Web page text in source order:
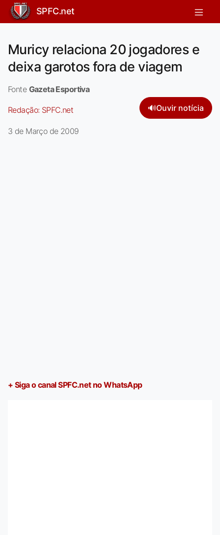
SPFC.net
Muricy relaciona 20 jogadores e
deixa garotos fora de viagem
Fonte Gazeta Esportiva
Redação: SPFC.net 🔊Ouvir notícia
3 de Março de 2009
+ Siga o canal SPFC.net no WhatsApp